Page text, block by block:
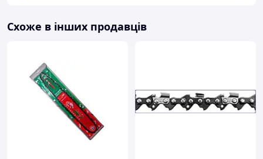
Схоже в інших продавців